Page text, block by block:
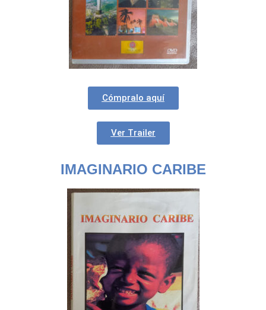
Cómpralo aquí
Ver Trailer
IMAGINARIO CARIBE